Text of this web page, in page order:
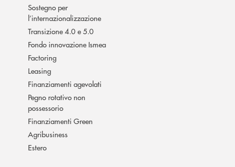
Sostegno per
l’internazionalizzazione
Transizione 4.0 e 5.0
Fondo innovazione Ismea
Factoring
Leasing
Finanziamenti agevolati
Pegno rotativo non
possessorio
Finanziamenti Green
Agribusiness
Estero